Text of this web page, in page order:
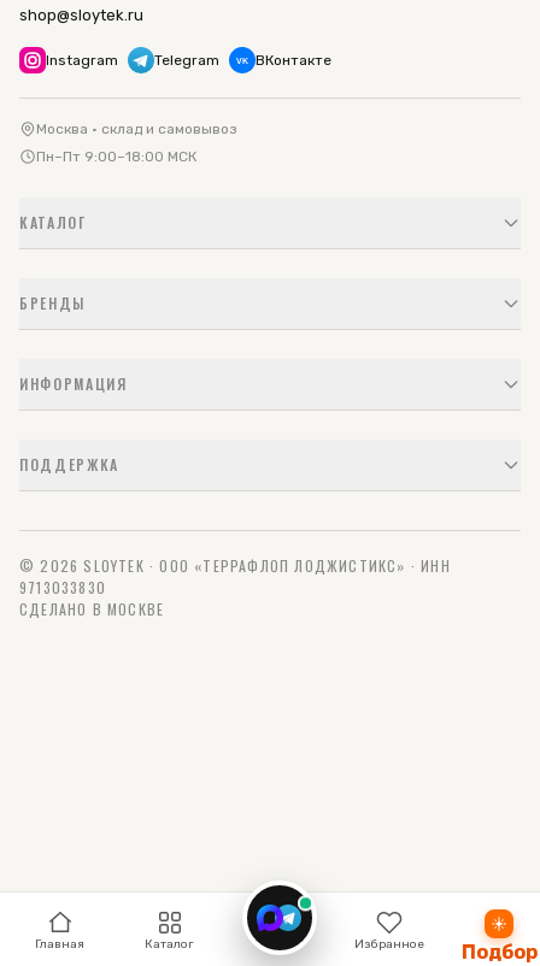
shop@sloytek.ru
Instagram Telegram VK ВКонтакте
Москва · склад и самовывоз
Пн–Пт 9:00–18:00 МСК
КАТАЛОГ
БРЕНДЫ
ИНФОРМАЦИЯ
ПОДДЕРЖКА
© 2026 SLOYTEK · ООО «ТЕРРАФЛОП ЛОДЖИСТИКС» · ИНН
9713033830
СДЕЛАНО В МОСКВЕ
Главная Каталог
Связь
Избранное
Подбор